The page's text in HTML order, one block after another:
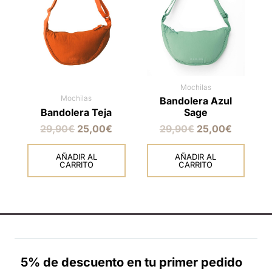
Mochilas
Bandolera Teja
29,90€ 25,00€
AÑADIR AL
CARRITO
Mochilas
Bandolera Azul
Sage
29,90€ 25,00€
AÑADIR AL
CARRITO
5% de descuento en tu primer pedido